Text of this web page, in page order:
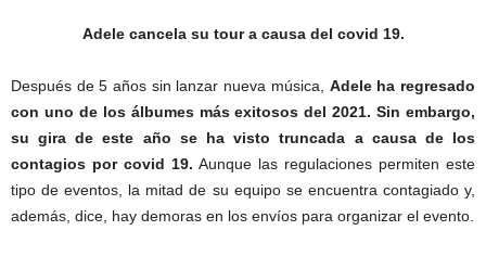
Adele cancela su tour a causa del covid 19.
Después de 5 años sin lanzar nueva música, Adele ha regresado
con uno de los álbumes más exitosos del 2021. Sin embargo,
su gira de este año se ha visto truncada a causa de los
contagios por covid 19. Aunque las regulaciones permiten este
tipo de eventos, la mitad de su equipo se encuentra contagiado y,
además, dice, hay demoras en los envíos para organizar el evento.